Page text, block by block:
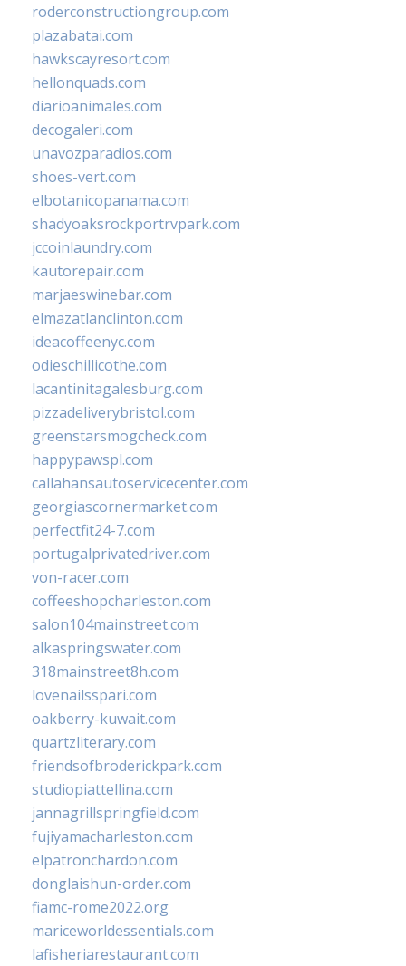
roderconstructiongroup.com
plazabatai.com
hawkscayresort.com
hellonquads.com
diarioanimales.com
decogaleri.com
unavozparadios.com
shoes-vert.com
elbotanicopanama.com
shadyoaksrockportrvpark.com
jccoinlaundry.com
kautorepair.com
marjaeswinebar.com
elmazatlanclinton.com
ideacoffeenyc.com
odieschillicothe.com
lacantinitagalesburg.com
pizzadeliverybristol.com
greenstarsmogcheck.com
happypawspl.com
callahansautoservicecenter.com
georgiascornermarket.com
perfectfit24-7.com
portugalprivatedriver.com
von-racer.com
coffeeshopcharleston.com
salon104mainstreet.com
alkaspringswater.com
318mainstreet8h.com
lovenailsspari.com
oakberry-kuwait.com
quartzliterary.com
friendsofbroderickpark.com
studiopiattellina.com
jannagrillspringfield.com
fujiyamacharleston.com
elpatronchardon.com
donglaishun-order.com
fiamc-rome2022.org
mariceworldessentials.com
lafisheriarestaurant.com